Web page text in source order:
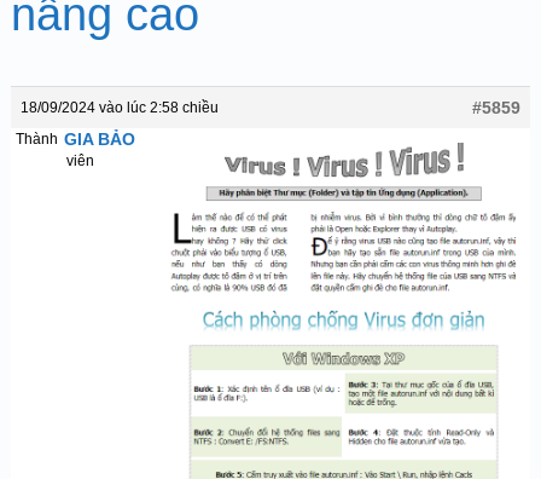
nâng cao
18/09/2024 vào lúc 2:58 chiều
#5859
GIA BẢO
Thành
viên